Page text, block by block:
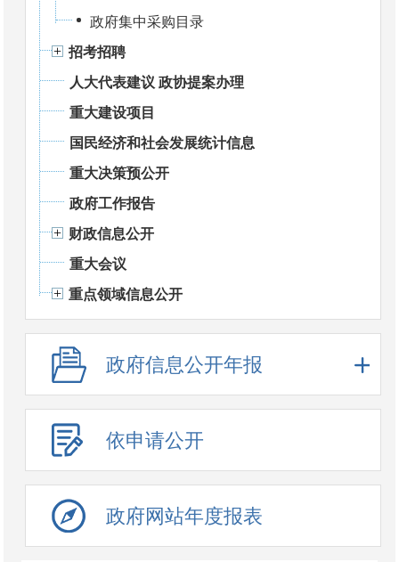
政府集中采购目录
招考招聘
人大代表建议 政协提案办理
重大建设项目
国民经济和社会发展统计信息
重大决策预公开
政府工作报告
财政信息公开
重大会议
重点领域信息公开
政府信息公开年报
依申请公开
政府网站年度报表